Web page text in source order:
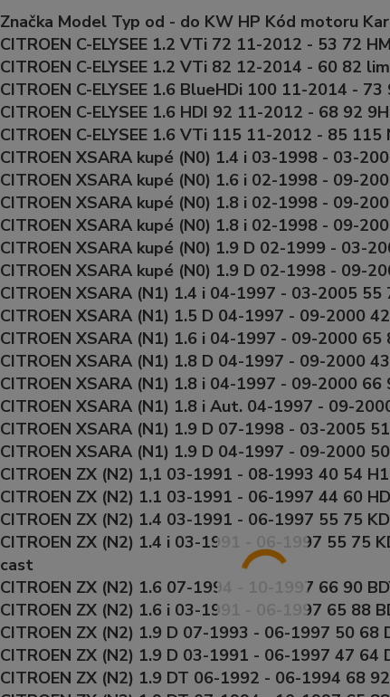
Značka Model Typ od - do KW HP Kód motoru
CITROEN C-ELYSEE 1.2 VTi 72 11-2012 - 53 72
CITROEN C-ELYSEE 1.2 VTi 82 12-2014 - 60 82
CITROEN C-ELYSEE 1.6 BlueHDi 100 11-2014 -
CITROEN C-ELYSEE 1.6 HDI 92 11-2012 - 68 92
CITROEN C-ELYSEE 1.6 VTi 115 11-2012 - 85 115
CITROEN XSARA kupé (N0) 1.4 i 03-1998 - 03-
CITROEN XSARA kupé (N0) 1.6 i 02-1998 - 09-
CITROEN XSARA kupé (N0) 1.8 i 02-1998 - 09-
CITROEN XSARA kupé (N0) 1.8 i 02-1998 - 09-
CITROEN XSARA kupé (N0) 1.9 D 02-1999 - 03-
CITROEN XSARA kupé (N0) 1.9 D 02-1998 - 09-
CITROEN XSARA (N1) 1.4 i 04-1997 - 03-2005
CITROEN XSARA (N1) 1.5 D 04-1997 - 09-2000
CITROEN XSARA (N1) 1.6 i 04-1997 - 09-2000 65
CITROEN XSARA (N1) 1.8 D 04-1997 - 09-2000
CITROEN XSARA (N1) 1.8 i 04-1997 - 09-2000 66
CITROEN XSARA (N1) 1.8 i Aut. 04-1997 - 09-
CITROEN XSARA (N1) 1.9 D 07-1998 - 03-2005
CITROEN XSARA (N1) 1.9 D 04-1997 - 09-2000
CITROEN ZX (N2) 1,1 03-1991 - 08-1993 40 54
CITROEN ZX (N2) 1.1 03-1991 - 06-1997 44 60
CITROEN ZX (N2) 1.4 03-1991 - 06-1997 55 75
CITROEN ZX (N2) 1.4 i 03-1991 - 06-1997 55 75
cast
CITROEN ZX (N2) 1.6 07-1994 - 10-1997 66 90
CITROEN ZX (N2) 1.6 i 03-1991 - 06-1997 65 88
CITROEN ZX (N2) 1.9 D 07-1993 - 06-1997 50 68
CITROEN ZX (N2) 1.9 D 03-1991 - 06-1997 47 64
CITROEN ZX (N2) 1.9 DT 06-1992 - 06-1994 68